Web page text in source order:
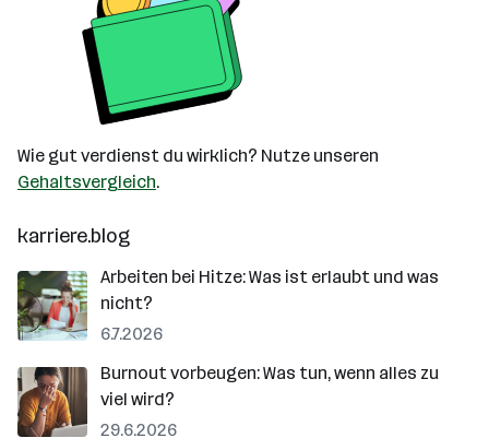
Wie gut verdienst du wirklich? Nutze unseren
Gehaltsvergleich.
karriere.blog
Arbeiten bei Hitze: Was ist erlaubt und was
nicht?
6.7.2026
Burnout vorbeugen: Was tun, wenn alles zu
viel wird?
29.6.2026